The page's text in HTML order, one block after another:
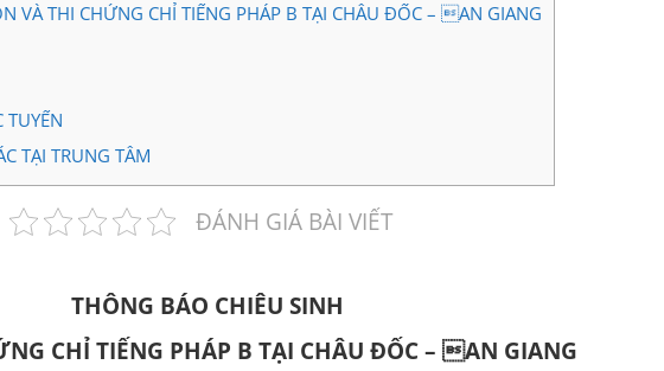
VÀ THI CHỨNG CHỈ TIẾNG PHÁP B TẠI CHÂU ĐỐC – AN GIANG
TẠI TRUNG TÂM
ĐÁNH GIÁ BÀI VIẾT
THÔNG BÁO CHIÊU SINH
CHỈ TIẾNG PHÁP B TẠI CHÂU ĐỐC – AN GIANG